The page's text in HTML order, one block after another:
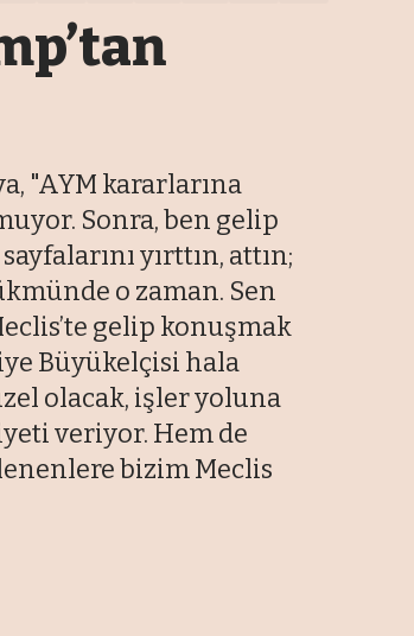
"AYM kararlarına
Sonra, ben gelip
yırttın, attın;
o zaman. Sen
gelip konuşmak
Büyükelçisi hala
olacak, işler yoluna
veriyor. Hem de
bizim Meclis